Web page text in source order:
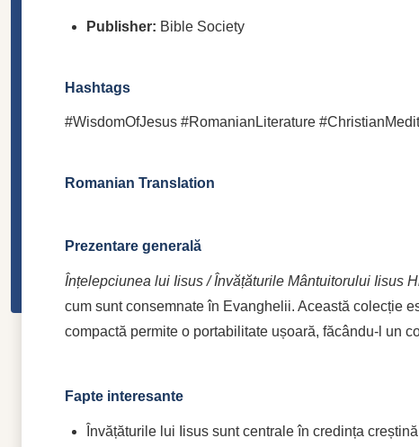
Publisher: Bible Society
Hashtags
#WisdomOfJesus #RomanianLiterature
Romanian Translation
Prezentare generală
Înțelepciunea lui Iisus / Învățăturile Mântuitorului Iisus
cum sunt consemnate în Evanghelii. Această colecție
compactă permite o portabilitate ușoară, făcându-l un
Fapte interesante
Învățăturile lui Iisus sunt centrale în credința